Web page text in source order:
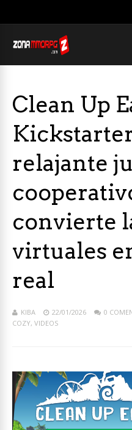
Clean Up
relajante
convierte
virtuales
real
KIBA 22/01/2026 0
COZY, VIDEOS